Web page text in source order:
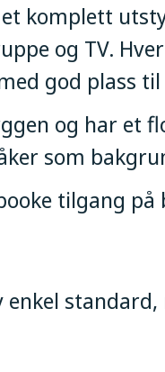
komplett
og TV.
god plass
og har et
som
tilgang